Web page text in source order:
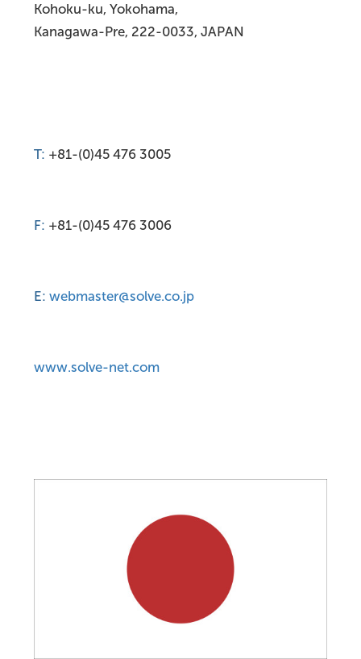
Kohoku-ku, Yokohama,
Kanagawa-Pre, 222-0033, JAPAN
T: +81-(0)45 476 3005
F: +81-(0)45 476 3006
E: webmaster@solve.co.jp
www.solve-net.com